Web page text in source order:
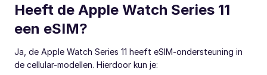
Heeft de Apple Watch Series 11
een eSIM?
Ja, de Apple Watch Series 11 heeft eSIM-ondersteuning in
de cellular-modellen. Hierdoor kun je: